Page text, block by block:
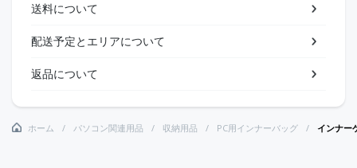
送料について
配送予定とエリアについて
返品について
ホーム パソコン関連用品 収納用品 PC用インナーバッグ インナー